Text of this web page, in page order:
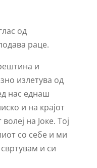
од
раце.
и
излетува од
нас еднаш
и на крајот
на Јоке. Тој
со себе и ми
и си